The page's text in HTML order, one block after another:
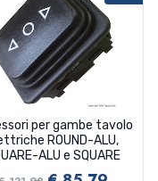
per gambe tavolo
ROUND-ALU,
ALU e SQUARE